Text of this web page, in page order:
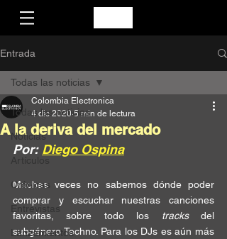
Entrada
Todas las noticias
Noticias
Artículos
Crónicas
Entrevistas
Lanzamientos
Todas las noticias
A la deriva del mercado
Colombia Electronica
4 dic 2020 5 min de lectura
Por: Diego Ospina
Muchas veces no sabemos
comprar y escuchar nuestras canciones
favoritas, sobre todo los tracks del
subgénero Techno. Para los DJs es aún más